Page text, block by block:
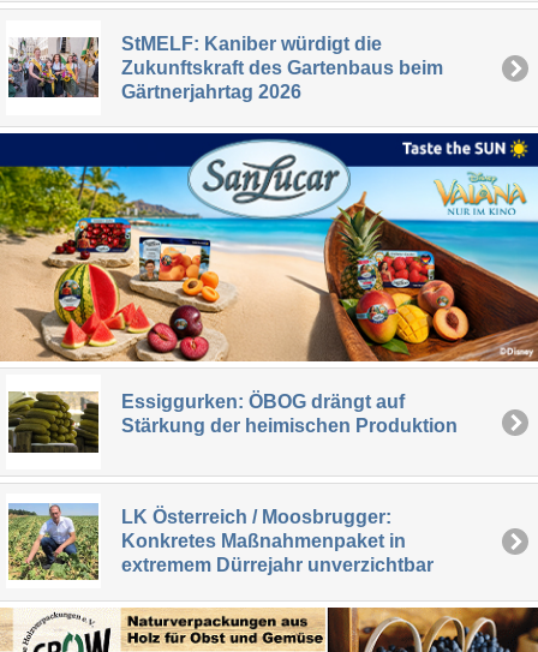
StMELF: Kaniber würdigt die
Zukunftskraft des Gartenbaus beim
Gärtnerjahrtag 2026
Essiggurken: ÖBOG drängt auf
Stärkung der heimischen Produktion
LK Österreich / Moosbrugger:
Konkretes Maßnahmenpaket in
extremem Dürrejahr unverzichtbar